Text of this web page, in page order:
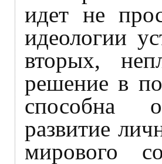
идет не
идеологии
вторых,
решение в
способна
развитие
мирового